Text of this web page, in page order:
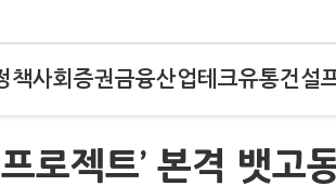
책사회 증권금융산업테크유통건설
로젝트’ 본격 뱃고